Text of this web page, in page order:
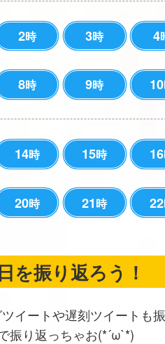
2時 3時 4
8時 9時 10
14時 15時 16
20時 21時 22
を振り返ろう！
イートや遅刻ツイートも
振り返っちゃお(*´ω`*)